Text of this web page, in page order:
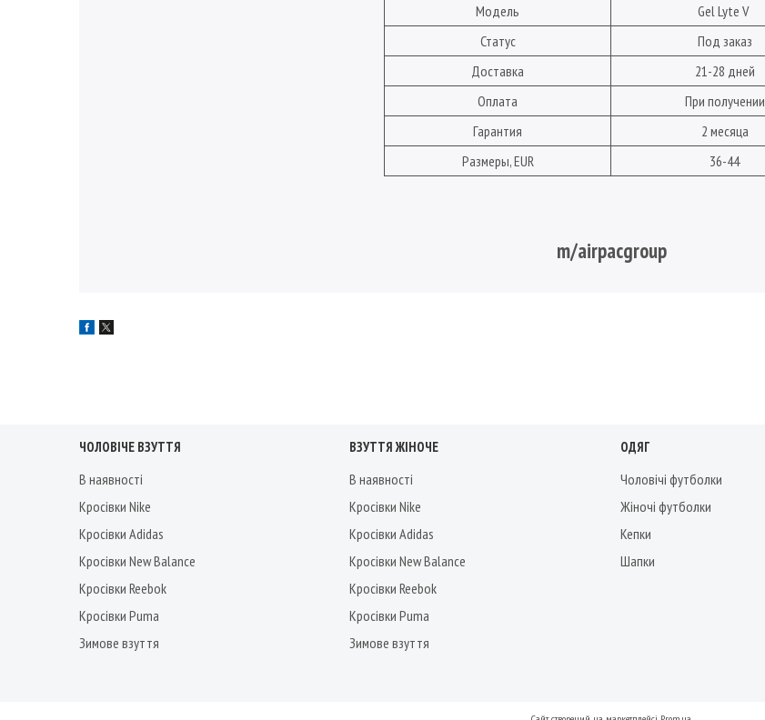
Модель
Gel Lyte V
Статус
Под заказ
Доставка
21-28 дней
Оплата
При получении
Гарантия
2 месяца
Размеры, EUR
36-44
m/airpacgroup
ЧОЛОВІЧЕ ВЗУТТЯ
В наявності
Кросівки Nike
Кросівки Adidas
Кросівки New Balance
Кросівки Reebok
Кросівки Puma
Зимове взуття
ВЗУТТЯ ЖІНОЧЕ
В наявності
Кросівки Nike
Кросівки Adidas
Кросівки New Balance
Кросівки Reebok
Кросівки Puma
Зимове взуття
ОДЯГ
Чоловічі футболки
Жіночі футболки
Кепки
Шапки